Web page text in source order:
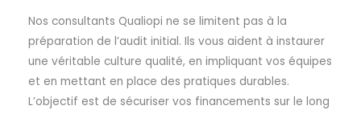
Nos consultants Qualiopi ne se limitent pas à la
préparation de l’audit initial. Ils vous aident à instaurer
une véritable culture qualité, en impliquant vos équipes
et en mettant en place des pratiques durables.
L’objectif est de sécuriser vos financements sur le long